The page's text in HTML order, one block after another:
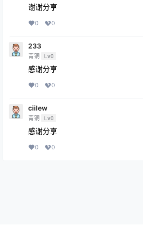
谢谢分享
0 0
233
青铜 Lv0
感谢分享
0 0
ciilew
青铜 Lv0
感谢分享
0 0